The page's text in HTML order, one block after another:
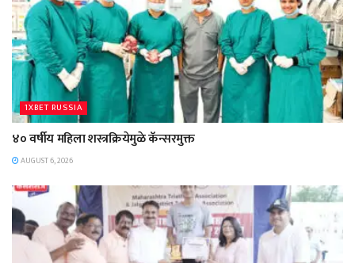
1XBET RUSSIA
४० वर्षीय महिला शस्त्रक्रियेमुळे कॅन्सरमुक्त
AUGUST 6, 2026